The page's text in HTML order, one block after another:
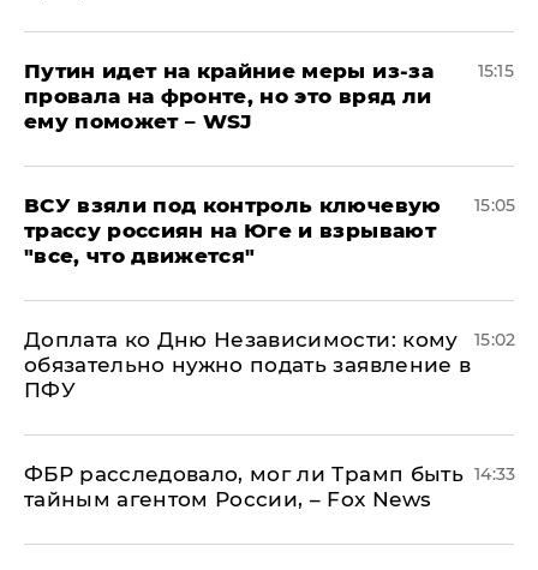
Путин идет на крайние меры из-за
провала на фронте, но это вряд ли
ему поможет – WSJ
15:15
ВСУ взяли под контроль ключевую
трассу россиян на Юге и взрывают
"все, что движется"
15:05
Доплата ко Дню Независимости: кому
обязательно нужно подать заявление в
ПФУ
15:02
ФБР расследовало, мог ли Трамп быть
тайным агентом России, – Fox News
14:33